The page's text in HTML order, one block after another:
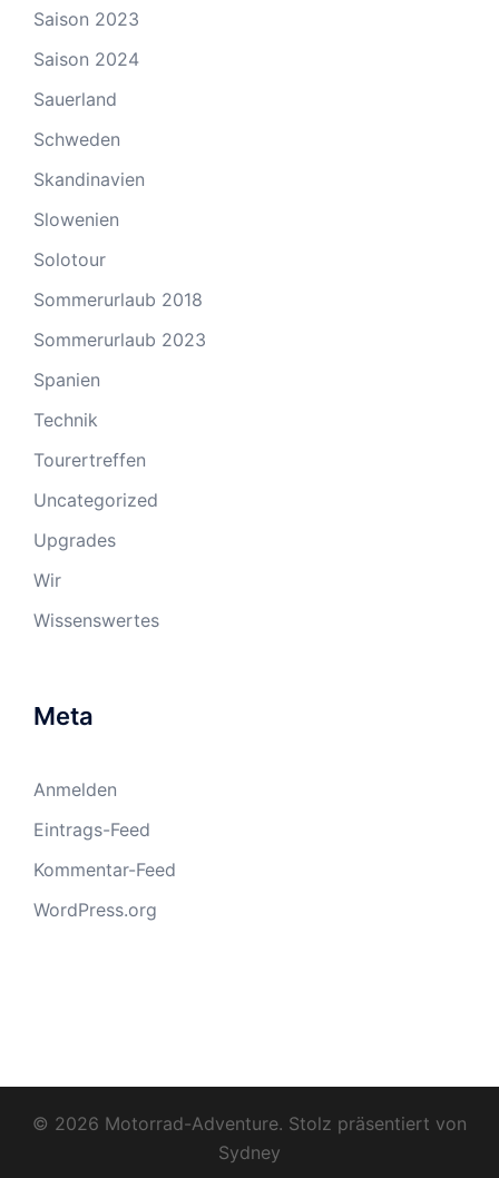
Saison 2023
Saison 2024
Sauerland
Schweden
Skandinavien
Slowenien
Solotour
Sommerurlaub 2018
Sommerurlaub 2023
Spanien
Technik
Tourertreffen
Uncategorized
Upgrades
Wir
Wissenswertes
Meta
Anmelden
Eintrags-Feed
Kommentar-Feed
WordPress.org
© 2026 Motorrad-Adventure. Stolz präsentiert von
Sydney